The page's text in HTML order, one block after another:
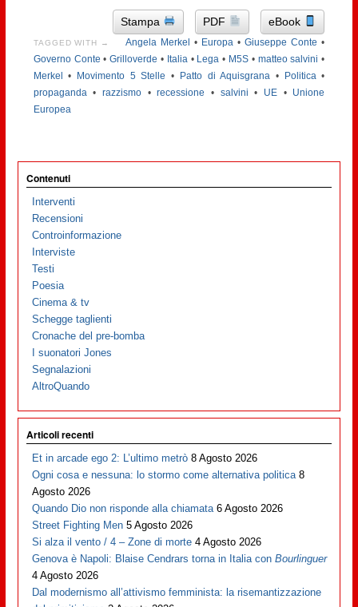
Stampa PDF eBook
TAGGED WITH → Angela Merkel • Europa •Giuseppe Conte •
Governo Conte •Grilloverde • Italia• Lega • M5S • matteo salvini •
Merkel • Movimento 5 Stelle • Patto di Aquisgrana • Politica•
propaganda•razzismo •recessione • salvini • UE• Unione
Europea
Contenuti
Interventi
Recensioni
Controinformazione
Interviste
Testi
Poesia
Cinema & tv
Schegge taglienti
Cronache del pre-bomba
I suonatori Jones
Segnalazioni
AltroQuando
Articoli recenti
Et in arcade ego 2: L’ultimo metrò 8 Agosto 2026
Ogni cosa e nessuna: lo stormo come alternativa politica 8
Agosto 2026
Quando Dio non risponde alla chiamata 6 Agosto 2026
Street Fighting Men 5 Agosto 2026
Si alza il vento / 4 – Zone di morte 4 Agosto 2026
Genova è Napoli: Blaise Cendrars torna in Italia conBourlinguer
4 Agosto 2026
Dal modernismo all’attivismo femminista: la risemantizzazione